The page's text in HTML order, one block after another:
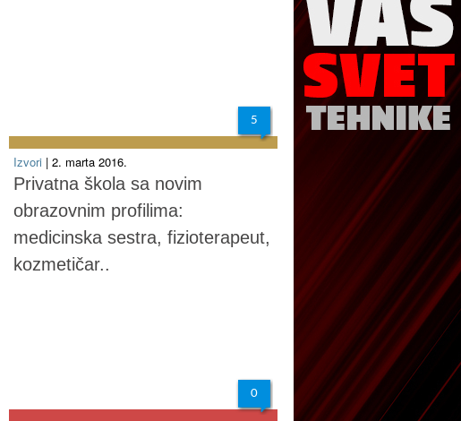
5
Izvori | 2. marta 2016.
Privatna škola sa novim
obrazovnim profilima:
medicinska sestra, fizioterapeut,
kozmetičar..
0